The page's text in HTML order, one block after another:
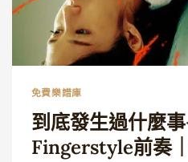
免費樂譜庫
到底發生過什麼事
Fingerstyle前奏